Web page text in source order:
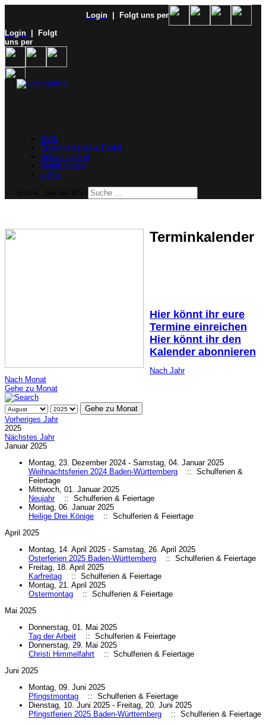
Login
| Folgt uns per
Login
| Folgt
uns per
SVW
Ergebnisdienst & Portal
Schachjugend
Verein finden
E-Mail
Terminkalender
Hier könnt ihr eure
Termine einreichen
Hier könnt ihr den
Kalender abonnieren
Nach Jahr
Nach Monat
Gehe zu Monat
Gehe zu Monat
Vorheriges Jahr
2025
Nächstes Jahr
Januar 2025
Montag, 23. Dezember 2024 - Samstag, 04. Januar 2025
Weihnachtsferien 2024 Baden-Württemberg
:: Schulferien &
Feiertage
Mittwoch, 01. Januar 2025
Neujahr
:: Schulferien & Feiertage
Montag, 06. Januar 2025
Heilige Drei Könige
:: Schulferien & Feiertage
April 2025
Montag, 14. April 2025 - Samstag, 26. April 2025
Osterferien 2025 Baden-Württemberg
:: Schulferien & Feiertage
Freitag, 18. April 2025
Karfreitag
:: Schulferien & Feiertage
Montag, 21. April 2025
Ostermontag
:: Schulferien & Feiertage
Mai 2025
Donnerstag, 01. Mai 2025
Tag der Arbeit
:: Schulferien & Feiertage
Donnerstag, 29. Mai 2025
Christi Himmelfahrt
:: Schulferien & Feiertage
Juni 2025
Montag, 09. Juni 2025
Pfingstmontag
:: Schulferien & Feiertage
Dienstag, 10. Juni 2025 - Freitag, 20. Juni 2025
Pfingstferien 2025 Baden-Württemberg
:: Schulferien & Feiertage